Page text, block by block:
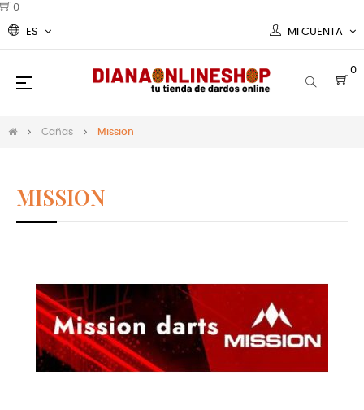
0
ES MI CUENTA
0
Navegación
☰
Cañas Mission
MISSION